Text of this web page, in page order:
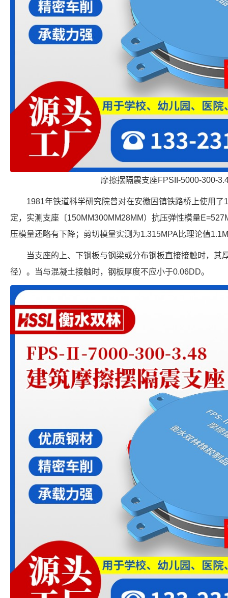
摩擦摆隔震支座FPSII-5000-300-
1981年铁道科学研究院曾对在安徽固镇铁路桥上使用
定，实测支座〔150MM300MM28MM）抗压弹性模量
压模量还略有下降；剪切模量实测为1.315MPA比理论值
当支座的上、下钢板与钢梁或分布钢板直接接触时，其
径）。当与混凝土接触时，钢板厚度不应小于0.06DD。